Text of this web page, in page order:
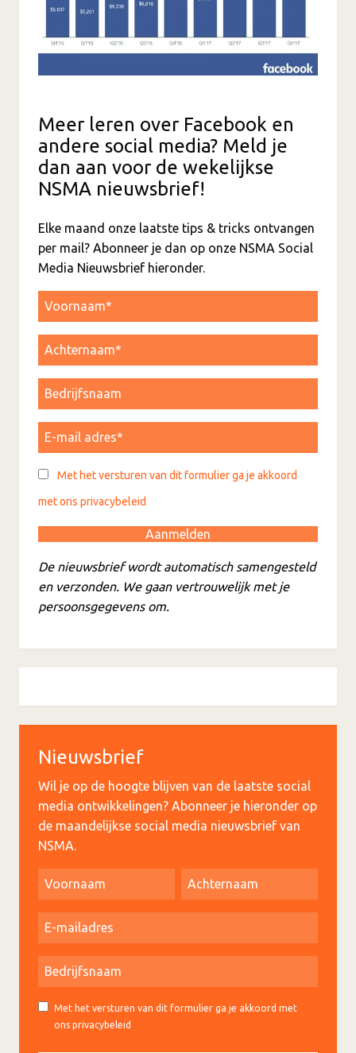
Meer leren over Facebook en
andere social media? Meld je
dan aan voor de wekelijkse
NSMA nieuwsbrief!
Elke maand onze laatste tips & tricks ontvangen
per mail? Abonneer je dan op onze NSMA Social
Media Nieuwsbrief hieronder.
Met het versturen van dit formulier ga je akkoord
met ons privacybeleid
De nieuwsbrief wordt automatisch samengesteld
en verzonden. We gaan vertrouwelijk met je
persoonsgegevens om.
Nieuwsbrief
Wil je op de hoogte blijven van de laatste social
media ontwikkelingen? Abonneer je hieronder op
de maandelijkse social media nieuwsbrief van
NSMA.
Met het versturen van dit formulier ga je akkoord met
ons privacybeleid